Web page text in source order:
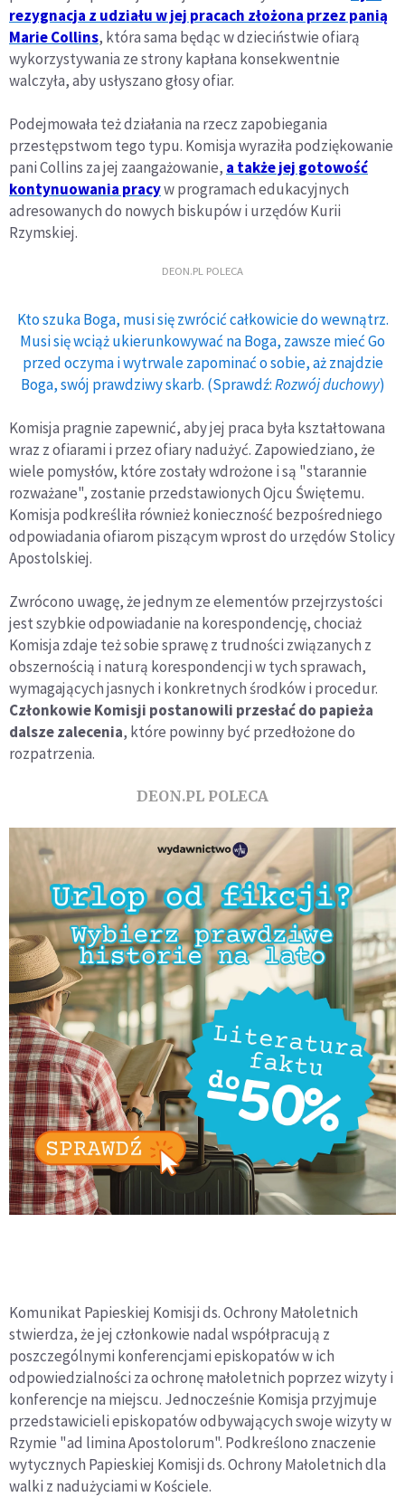
rezygnacja z udziału w jej pracach złożona przez panią
Marie Collins, która sama będąc w dzieciństwie ofiarą
wykorzystywania ze strony kapłana konsekwentnie
walczyła, aby usłyszano głosy ofiar.
Podejmowała też działania na rzecz zapobiegania
przestępstwom tego typu. Komisja wyraziła podziękowanie
pani Collins za jej zaangażowanie, a także jej gotowość
kontynuowania pracyw programach edukacyjnych
adresowanych do nowych biskupów i urzędów Kurii
Rzymskiej.
DEON.PL POLECA
Kto szuka Boga, musi się zwrócić całkowicie do wewnątrz.
Musi się wciąż ukierunkowywać na Boga, zawsze mieć Go
przed oczyma i wytrwale zapominać o sobie, aż znajdzie
Boga, swój prawdziwy skarb. (Sprawdź:Rozwój duchowy)
Komisja pragnie zapewnić, aby jej praca była kształtowana
wraz z ofiarami i przez ofiary nadużyć. Zapowiedziano, że
wiele pomysłów, które zostały wdrożone i są "starannie
rozważane", zostanie przedstawionych Ojcu Świętemu.
Komisja podkreśliła również konieczność bezpośredniego
odpowiadania ofiarom piszącym wprost do urzędów Stolicy
Apostolskiej.
Zwrócono uwagę, że jednym ze elementów przejrzystości
jest szybkie odpowiadanie na korespondencję, chociaż
Komisja zdaje też sobie sprawę z trudności związanych z
obszernością i naturą korespondencji w tych sprawach,
wymagających jasnych i konkretnych środków i procedur.
Członkowie Komisji postanowili przesłać do papieża
dalsze zalecenia, które powinny być przedłożone do
rozpatrzenia.
DEON.PL POLECA
Komunikat Papieskiej Komisji ds. Ochrony Małoletnich
stwierdza, że jej członkowie nadal współpracują z
poszczególnymi konferencjami episkopatów w ich
odpowiedzialności za ochronę małoletnich poprzez wizyty i
konferencje na miejscu. Jednocześnie Komisja przyjmuje
przedstawicieli episkopatów odbywających swoje wizyty w
Rzymie "ad limina Apostolorum". Podkreślono znaczenie
wytycznych Papieskiej Komisji ds. Ochrony Małoletnich dla
walki z nadużyciami w Kościele.